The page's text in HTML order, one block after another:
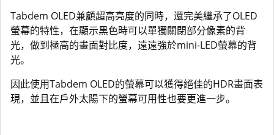
Tabdem OLED兼顧超高亮度的同時，還完美繼承了OLED
螢幕的特性，在顯示黑色時可以單獨關閉部分像素的背
光，做到極高的畫面對比度，遠遠強於mini-LED螢幕的背
光。
因此使用Tabdem OLED的螢幕可以獲得絕佳的HDR畫面表
現，並且在戶外太陽下的螢幕可用性也要更進一步。